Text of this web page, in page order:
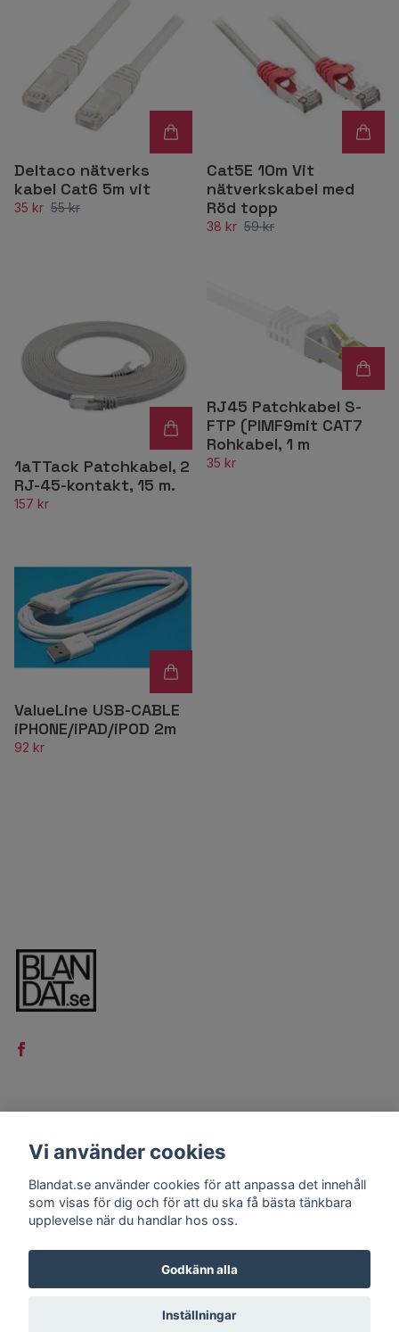
Deltaco nätverks
kabel Cat6 5m vit
35 kr 55 kr
Cat5E 10m Vit
nätverkskabel med
Röd topp
38 kr 59 kr
1aTTack Patchkabel, 2
RJ-45-kontakt, 15 m.
157 kr
RJ45 Patchkabel S-
FTP (PIMF9mit CAT7
Rohkabel, 1 m
35 kr
ValueLine USB-CABLE
iPHONE/iPAD/iPOD 2m
92 kr
Kontakt
Köpvillkor
© 2026 Blandat.se
Vi använder cookies
Blandat.se använder cookies för att anpassa det innehåll
som visas för dig och för att du ska få bästa tänkbara
upplevelse när du handlar hos oss.
Godkänn alla
Inställningar